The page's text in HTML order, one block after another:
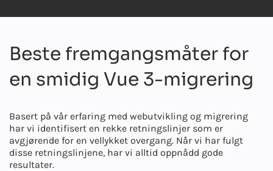
Beste fremgangsmåter for
en smidig Vue 3-migrering
Basert på vår erfaring med webutvikling og migrering
har vi identifisert en rekke retningslinjer som er
avgjørende for en vellykket overgang. Når vi har fulgt
disse retningslinjene, har vi alltid oppnådd gode
resultater.